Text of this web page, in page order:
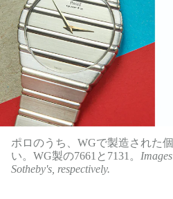
ポロのうち、WGで製造された
い。WG製の7661と7131。
Sotheby's, respectively.